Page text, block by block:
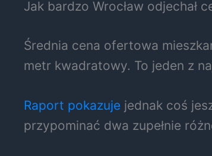
Jak bardzo Wrocław odjechał
Średnia cena ofertowa
metr kwadratowy. To jeden z
Raport pokazuje jednak coś
przypominać dwa zupełnie